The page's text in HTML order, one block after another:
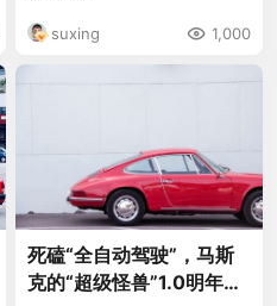
suxing 1,000
死磕“全自动驾驶”，马斯
克的“超级怪兽”1.0明年完